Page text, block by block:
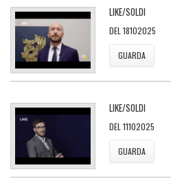
LIKE/SOLDI
DEL 18102025
GUARDA
LIKE/SOLDI
DEL 11102025
GUARDA